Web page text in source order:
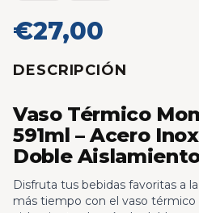
€27,00
DESCRIPCIÓN
Vaso Térmico
591ml – Acero
Doble
Disfruta tus bebidas favoritas a
más tiempo con el vaso